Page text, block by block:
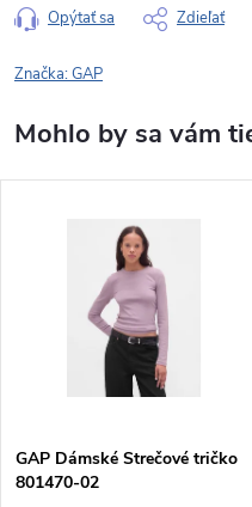
Opýtať sa Zdieľať
Značka:GAP
GAP Dámské Strečové tričko
801470-02